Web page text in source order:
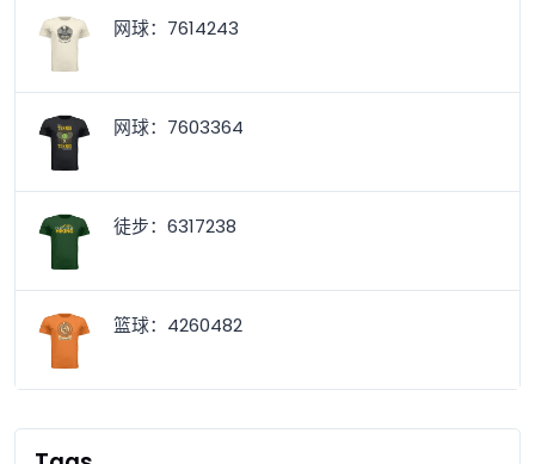
网球：7614243
网球：7603364
徒步：6317238
篮球：4260482